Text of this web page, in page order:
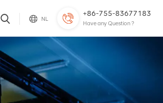
+86-755-83677183
Have any Question ?
NL